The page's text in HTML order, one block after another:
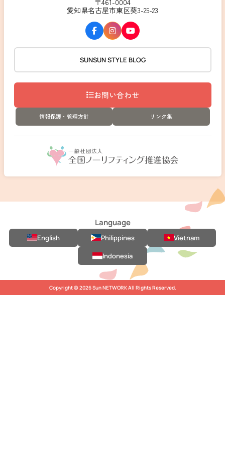
愛知県名古屋市東区葵3-25-23
SUNSUN STYLE BLOG
お問い合わせ
情報保護・管理方針 リンク集
Language
English Philippines
Vietnam
Indonesia
Copyright © 2026 Sun NETWORK All Rights Reserved.